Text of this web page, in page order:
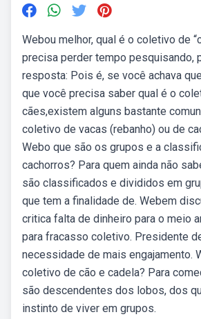
Webou melhor, qual é o coletivo de
precisa perder tempo pesquisando,
resposta: Pois é, se você achava
que você precisa saber qual é o
cães,existem alguns bastante
coletivo de vacas (rebanho) ou de
Webo que são os grupos e a
cachorros? Para quem ainda não
são classificados e divididos em
que tem a finalidade de. Webem
critica falta de dinheiro para o meio
para fracasso coletivo. Presidente
necessidade de mais engajamento.
coletivo de cão e cadela? Para
são descendentes dos lobos, dos
instinto de viver em grupos.